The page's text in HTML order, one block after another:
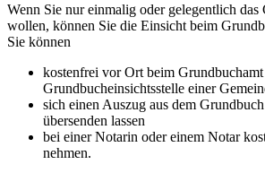
Wenn Sie nur einmalig oder gelegentlich das
wollen, können Sie die Einsicht beim
Sie können
kostenfrei vor Ort beim
Grundbucheinsichtsstelle einer
sich einen Auszug aus dem
übersenden lassen
bei einer Notarin oder einem Notar
nehmen.